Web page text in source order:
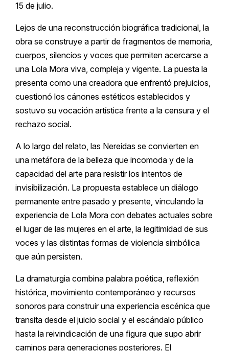
15 de julio.
Lejos de una reconstrucción biográfica tradicional, la
obra se construye a partir de fragmentos de memoria,
cuerpos, silencios y voces que permiten acercarse a
una Lola Mora viva, compleja y vigente. La puesta la
presenta como una creadora que enfrentó prejuicios,
cuestionó los cánones estéticos establecidos y
sostuvo su vocación artística frente a la censura y el
rechazo social.
A lo largo del relato, las Nereidas se convierten en
una metáfora de la belleza que incomoda y de la
capacidad del arte para resistir los intentos de
invisibilización. La propuesta establece un diálogo
permanente entre pasado y presente, vinculando la
experiencia de Lola Mora con debates actuales sobre
el lugar de las mujeres en el arte, la legitimidad de sus
voces y las distintas formas de violencia simbólica
que aún persisten.
La dramaturgia combina palabra poética, reflexión
histórica, movimiento contemporáneo y recursos
sonoros para construir una experiencia escénica que
transita desde el juicio social y el escándalo público
hasta la reivindicación de una figura que supo abrir
caminos para generaciones posteriores. El